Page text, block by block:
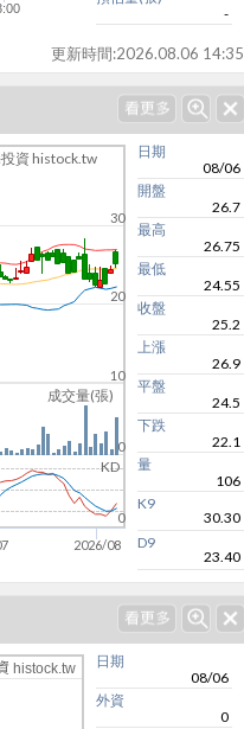
-
更新時間:2026.08.06 14:35
成交量(張)
KD
資 histock.tw
2026/08
10
20
30
0
0
日期
08/06
開盤
26.7
最高
26.75
最低
24.55
收盤
25.2
上漲
26.9
平盤
24.5
下跌
22.1
量
106
K9
30.30
D9
23.40
histock.tw
日期
08/06
外資
0